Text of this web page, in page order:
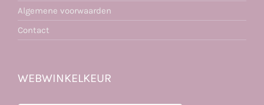
Algemene voorwaarden
Contact
WEBWINKELKEUR